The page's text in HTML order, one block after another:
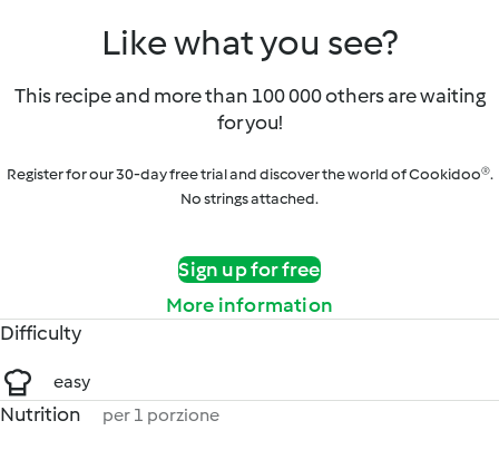
Like what you see?
This recipe and more than 100 000 others are waiting
for you!
Register for our 30-day free trial and discover the world of Cookidoo®.
No strings attached.
Sign up for free
More information
Difficulty
easy
Nutrition per 1 porzione